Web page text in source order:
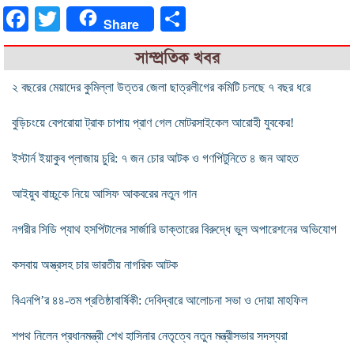
FacebookTwitter Share
সাম্প্রতিক খবর
২ বছরের মেয়াদের কুমিল্লা উত্তর জেলা ছাত্রলীগের কমিটি চলছে ৭ বছর ধরে
বুড়িচংয়ে বেপরোয়া ট্রাক চাপায় প্রাণ গেল মোটরসাইকেল আরোহী যুবকের!
ইস্টার্ন ইয়াকুব প্লাজায় চুরি: ৭ জন চোর আটক ও গণপিটুনিতে ৪ জন আহত
আইয়ুব বাচ্চুকে নিয়ে আসিফ আকবরের নতুন গান
নগরীর সিডি প্যাথ হসপিটালের সার্জারি ডাক্তারের বিরুদ্ধে ভুল অপারেশনের অভিযোগ
কসবায় অস্ত্রসহ চার ভারতীয় নাগরিক আটক
বিএনপি’র ৪৪-তম প্রতিষ্ঠাবার্ষিকী: দেবিদ্বারে আলোচনা সভা ও দোয়া মাহফিল
শপথ নিলেন প্রধানমন্ত্রী শেখ হাসিনার নেতৃত্বে নতুন মন্ত্রীসভার সদস্যরা